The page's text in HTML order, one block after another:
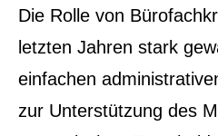
Die Rolle von
letzten Jahren stark
einfachen
zur Unterstützung des